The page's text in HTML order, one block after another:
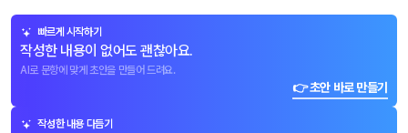
빠르게 시작하기
작성한 내용이 없어도 괜찮아요.
AI로 문항에 맞게 초안을 만들어 드려요.
👉 초안 바로 만들기
작성한 내용 다듬기